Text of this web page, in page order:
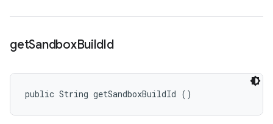
getSandboxBuildId
public String getSandboxBuildId ()